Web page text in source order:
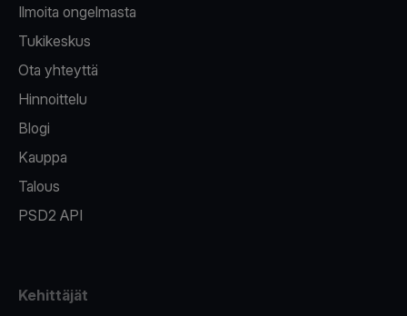
Ilmoita ongelmasta
Tukikeskus
Ota yhteyttä
Hinnoittelu
Blogi
Kauppa
Talous
PSD2 API
Kehittäjät